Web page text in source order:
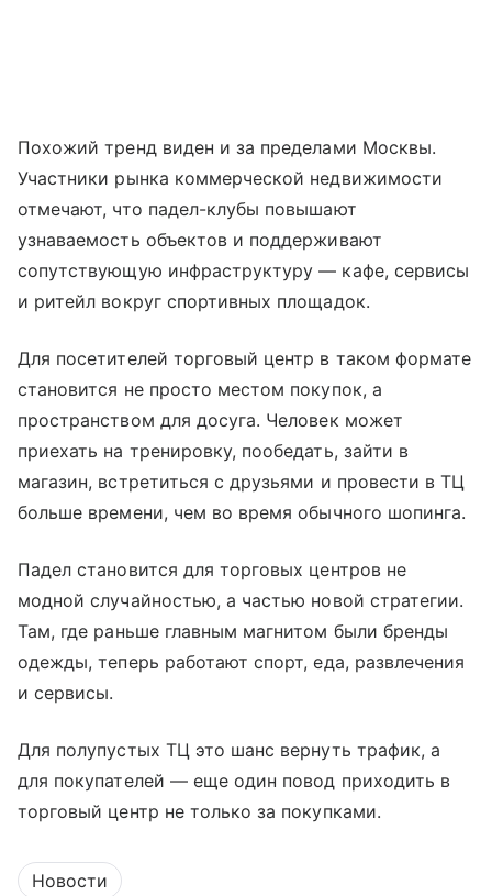
Похожий тренд виден и за пределами Москвы.
Участники рынка коммерческой недвижимости
отмечают, что падел-клубы повышают
узнаваемость объектов и поддерживают
сопутствующую инфраструктуру — кафе, сервисы
и ритейл вокруг спортивных площадок.
Для посетителей торговый центр в таком формате
становится не просто местом покупок, а
пространством для досуга. Человек может
приехать на тренировку, пообедать, зайти в
магазин, встретиться с друзьями и провести в ТЦ
больше времени, чем во время обычного шопинга.
Падел становится для торговых центров не
модной случайностью, а частью новой стратегии.
Там, где раньше главным магнитом были бренды
одежды, теперь работают спорт, еда, развлечения
и сервисы.
Для полупустых ТЦ это шанс вернуть трафик, а
для покупателей — еще один повод приходить в
торговый центр не только за покупками.
Новости